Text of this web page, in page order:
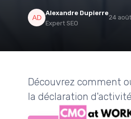
Alexandre Dupierre
Expert SEO
24
Découvrez comment
la déclaration